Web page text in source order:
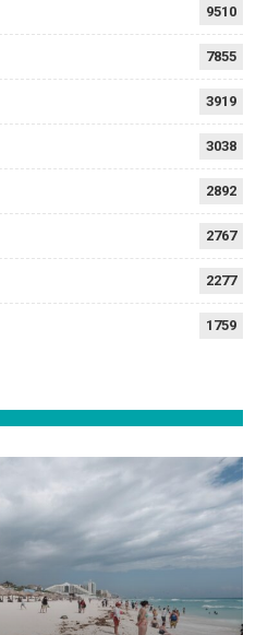
9510
7855
3919
3038
2892
2767
2277
1759